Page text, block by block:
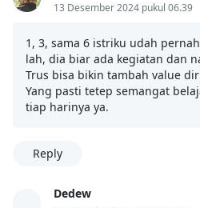
13 Desember 2024 pukul 06.39
1, 3, sama 6 istriku udah
lah, dia biar ada kegiatan dan
Trus bisa bikin tambah value
Yang pasti tetep semangat
tiap harinya ya.
Reply
Dedew